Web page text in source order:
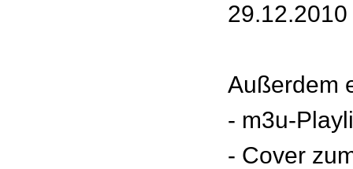
Außerdem
- m3u-
- Cover